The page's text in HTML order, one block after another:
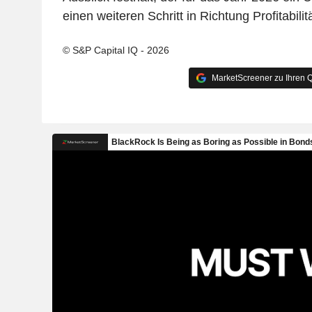
einen weiteren Schritt in Richtung
© S&P Capital IQ - 2026
MarketScreener zu Ihren